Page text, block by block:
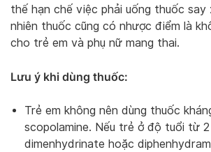
thế hạn chế việc phải uống thuốc say
nhiên thuốc cũng có nhược điểm là
cho trẻ em và phụ nữ mang thai.
Lưu ý khi dùng thuốc:
Trẻ em không nên dùng thuốc
scopolamine. Nếu trẻ ở độ tuổi từ 2
dimenhydrinate hoặc